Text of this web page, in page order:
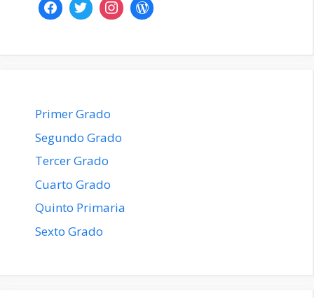
Primer Grado
Segundo Grado
Tercer Grado
Cuarto Grado
Quinto Primaria
Sexto Grado